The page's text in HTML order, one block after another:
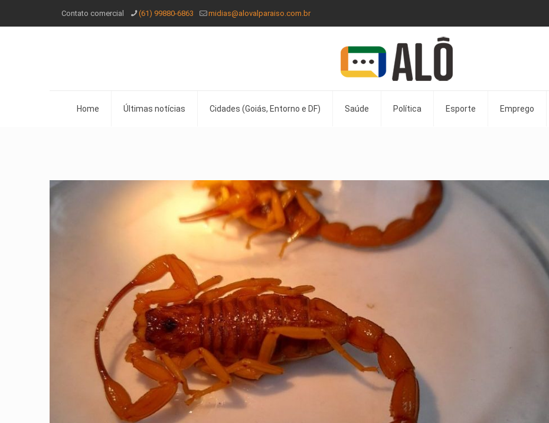
Contato comercial (61) 99880-6863 midias@alovalparaiso.com.br
Home Últimas notícias Cidades (Goiás, Entorno e DF) Saúde Política Esporte Emprego